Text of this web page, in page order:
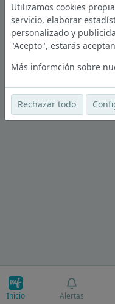
Inicio Alertas
Utilizamos cookies
servicio, elaborar
personalizado y
"Acepto", estarás
Más informción sobre
Rechazar todo